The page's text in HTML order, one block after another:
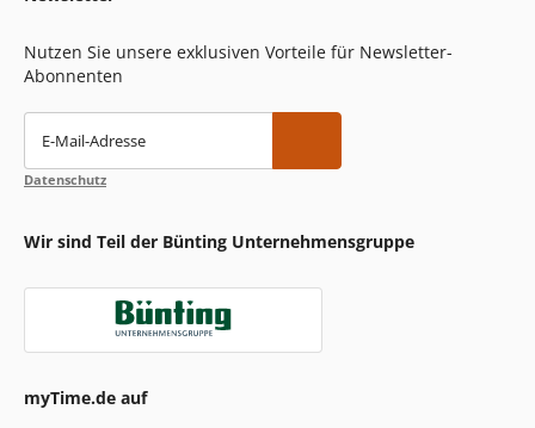
Nutzen Sie unsere exklusiven Vorteile für Newsletter-
Abonnenten
E-Mail-Adresse
Datenschutz
Wir sind Teil der Bünting Unternehmensgruppe
myTime.de auf